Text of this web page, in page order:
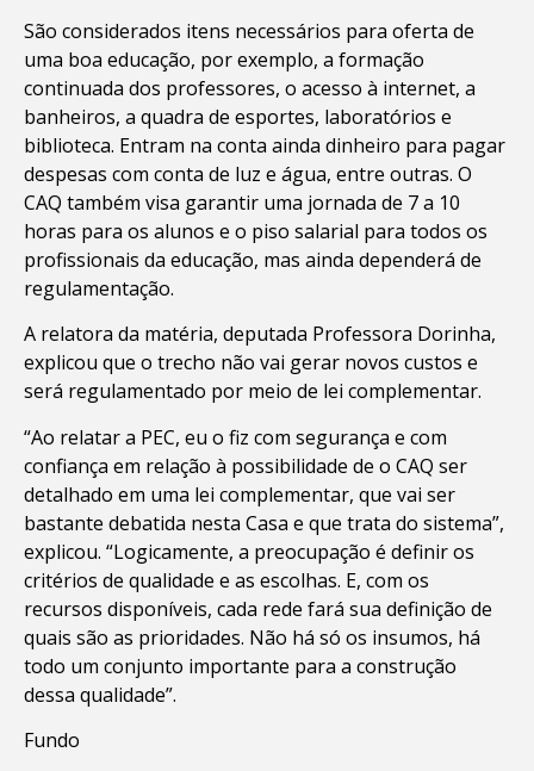
São considerados itens necessários para oferta de
uma boa educação, por exemplo, a formação
continuada dos professores, o acesso à internet, a
banheiros, a quadra de esportes, laboratórios e
biblioteca. Entram na conta ainda dinheiro para pagar
despesas com conta de luz e água, entre outras. O
CAQ também visa garantir uma jornada de 7 a 10
horas para os alunos e o piso salarial para todos os
profissionais da educação, mas ainda dependerá de
regulamentação.
A relatora da matéria, deputada Professora Dorinha,
explicou que o trecho não vai gerar novos custos e
será regulamentado por meio de lei complementar.
“Ao relatar a PEC, eu o fiz com segurança e com
confiança em relação à possibilidade de o CAQ ser
detalhado em uma lei complementar, que vai ser
bastante debatida nesta Casa e que trata do sistema”,
explicou. “Logicamente, a preocupação é definir os
critérios de qualidade e as escolhas. E, com os
recursos disponíveis, cada rede fará sua definição de
quais são as prioridades. Não há só os insumos, há
todo um conjunto importante para a construção
dessa qualidade”.
Fundo